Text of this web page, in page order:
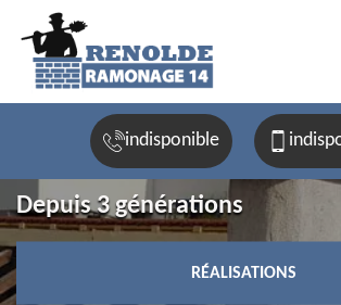
indisponible
Depuis 3 générations
RÉALISATIONS